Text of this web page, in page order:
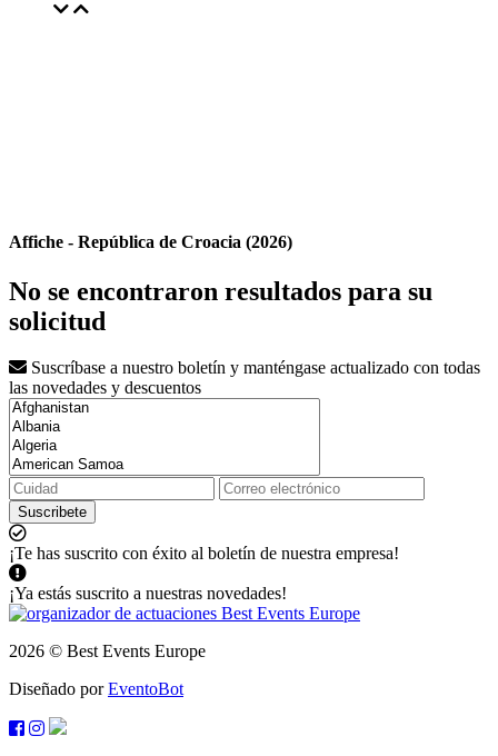
Affiche - República de Croacia (2026)
No se encontraron resultados para su
solicitud
Suscríbase a nuestro boletín y manténgase actualizado con todas
las novedades y descuentos
Suscribete
¡Te has suscrito con éxito al boletín de nuestra empresa!
¡Ya estás suscrito a nuestras novedades!
2026 © Best Events Europe
Diseñado porEventoBot